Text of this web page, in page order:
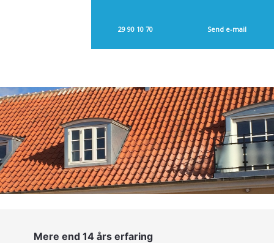
29 90 10 70​ Send e-mail​
Mere end 14 års erfaring